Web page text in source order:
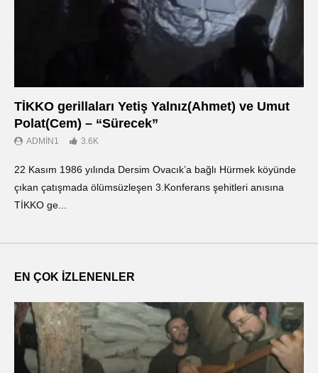
TİKKO gerillaları Yetiş Yalnız(Ahmet) ve Umut
Polat(Cem) – “Sürecek”
ADMIN1 3.6K
22 Kasım 1986 yılında Dersim Ovacık’a bağlı Hürmek köyünde
çıkan çatışmada ölümsüzleşen 3.Konferans şehitleri anısına
TİKKO ge...
EN ÇOK İZLENENLER